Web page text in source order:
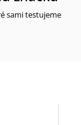
sami testujeme